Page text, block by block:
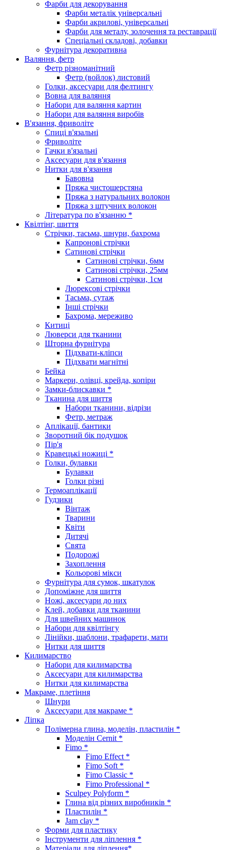
Фарби для декорування
Фарби металік універсальні
Фарби акрилові, універсальні
Фарби для металу, золочення та реставрації
Спеціальні складові, добавки
Фурнітура декоративна
Валяння, фетр
Фетр різноманітний
Фетр (войлок) листовий
Голки, аксесуари для фелтингу
Вовна для валяння
Набори для валяння картин
Набори для валяння виробів
В'язання, фриволіте
Спиці в'язальні
Фриволіте
Гачки в'язальні
Аксесуари для в'язання
Нитки для в'язання
Бавовна
Пряжа чистошерстяна
Пряжа з натуральних волокон
Пряжа з штучних волокон
Література по в'язанню *
Квілтінг, шиття
Стрічки, тасьма, шнури, бахрома
Капронові стрічки
Сатинові стрічки
Сатинові стрічки, 6мм
Сатинові стрічки, 25мм
Сатинові стрічки, 1см
Люрексові стрічки
Тасьма, сутаж
Інші стрічки
Бахрома, мереживо
Китиці
Люверси для тканини
Шторна фурнітура
Підхвати-кліпси
Підхвати магнітні
Бейка
Маркери, олівці, крейда, копіри
Замки-блискавки *
Тканина для шиття
Набори тканини, відрізи
Фетр, метраж
Аплікації, бантики
Зворотний бік подушок
Пір'я
Кравецькі ножиці *
Голки, булавки
Булавки
Голки різні
Термоаплікації
Гудзики
Вінтаж
Тварини
Квіти
Дитячі
Свята
Подорожі
Захоплення
Кольорові мікси
Фурнітура для сумок, шкатулок
Допоміжне для шиття
Ножі, аксесуари до них
Клей, добавки для тканини
Для швейних машинок
Набори для квілтінгу
Лінійки, шаблони, трафарети, мати
Нитки для шиття
Килимарство
Набори для килимарства
Аксесуари для килимарства
Нитки для килимарства
Макраме, плетіння
Шнури
Аксесуари для макраме *
Ліпка
Полімерна глина, моделін, пластилін *
Моделін Cernit *
Fimo *
Fimo Effect *
Fimo Soft *
Fimo Classic *
Fimo Professional *
Sculpey Polyform *
Глина від різних виробників *
Пластилін *
Jam clay *
Форми для пластику
Інструменти для ліплення *
Матеріали для ліплення*